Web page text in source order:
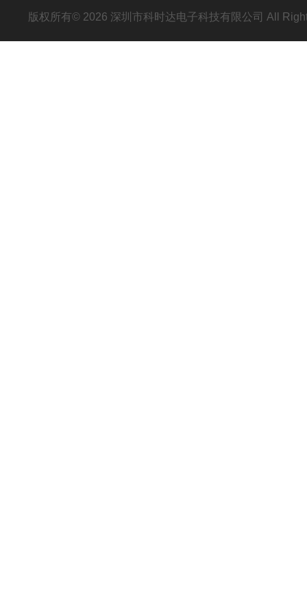
版权所有© 2026 深圳市科时达电子科技有限公司 All